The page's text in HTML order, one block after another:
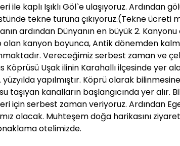
kaplı Işıklı Göl`e ulaşıyoruz. Ardından
tekne turuna çıkıyoruz.(Tekne ücreti
ardından Dünyanın en büyük 2.
olan kanyon boyunca, Antik dönemden
Vereceğimiz serbest zaman ve
Köprüsü Uşak ilinin Karahallı ilçesinde yer
yapılmıştır. Köprü olarak
taşıyan kanalların başlangıcında yer
için serbest zaman veriyoruz. Ardından
olacak. Muhteşem doğa harikasını
otelimizde.